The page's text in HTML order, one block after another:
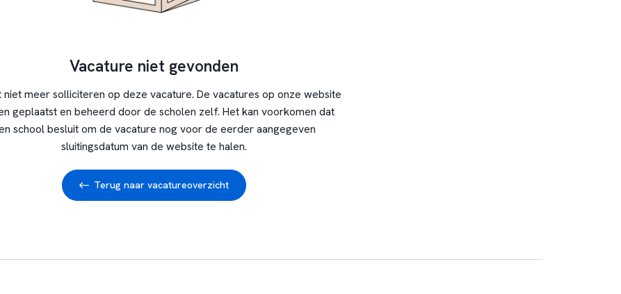
Vacature niet gevonden
niet meer solliciteren op deze vacature. De vacatures op onze website
geplaatst en beheerd door de scholen zelf. Het kan voorkomen dat
school besluit om de vacature nog voor de eerder aangegeven
sluitingsdatum van de website te halen.
Terug naar vacatureoverzicht